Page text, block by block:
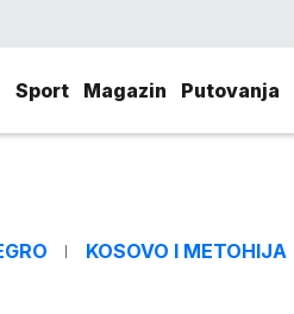
Sport Magazin Putovanja
KOSOVO I METOHIJA